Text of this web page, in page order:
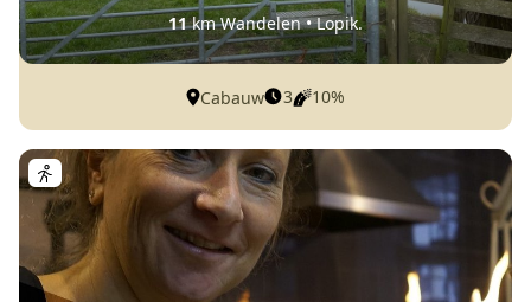
11km Wandelen • Lopik.
Cabauw 3 10%